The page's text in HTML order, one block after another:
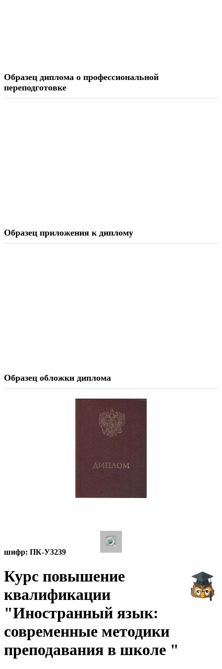
Образец диплома о профессиональной
переподготовке
Образец приложения к диплому
Образец обложки диплома
шифр: ПК-У3239
Курс повышение
квалификации
"Иностранный язык:
современные методики
преподавания в школе "
Начало